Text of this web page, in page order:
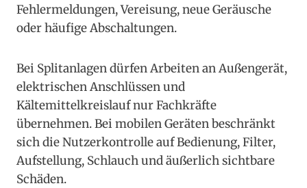
Fehlermeldungen, Vereisung, neue Geräusche
oder häufige Abschaltungen.
Bei Splitanlagen dürfen Arbeiten an Außengerät,
elektrischen Anschlüssen und
Kältemittelkreislauf nur Fachkräfte
übernehmen. Bei mobilen Geräten beschränkt
sich die Nutzerkontrolle auf Bedienung, Filter,
Aufstellung, Schlauch und äußerlich sichtbare
Schäden.